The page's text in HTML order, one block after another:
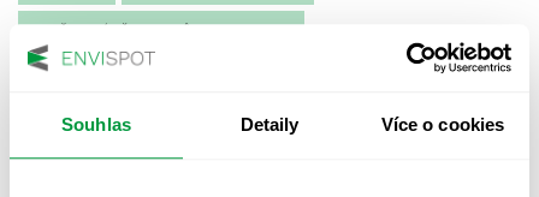
Souhlas Detaily Více o cookies
OSVĚTLENÍ SPORTOVIŠŤ
PROTIPANICKÉ OSVĚTLENÍ
PROVOZNÍ DENÍK NOUZOVÉHO OSVĚTLENÍ